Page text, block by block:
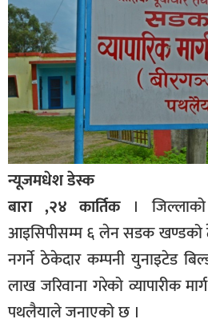
मधेश
विशेष
राजनीति
प्रमुख
समाचार
राष्ट्रिय
अन्तराष्ट्रिय
अन्तरबार्ता
अर्थ
खेलकुद
मनोरञ्जन
न्यूजमधेश डेस्क
बारा ,२४ कार्तिक। जिल्लाको
आइसिपीसम्म ६ लेन सडक खण्डको
नगर्ने ठेकेदार कम्पनी युनाइटेड
लाख जरिवाना गरेको व्यापारीक
पथलैयाले जनाएको छ ।